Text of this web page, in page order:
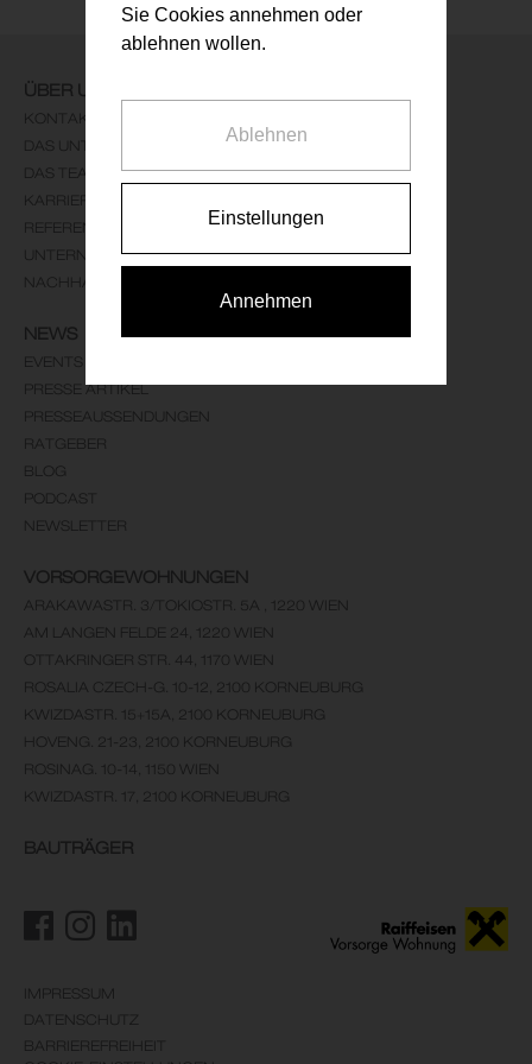
ÜBER UNS
KONTAKT
DAS UNTERNEHMEN
DAS TEAM
KARRIERE
REFERENZEN
UNTERNEHMENSLEITBILD
NACHHALTIGKEIT
NEWS
EVENTS
PRESSE ARTIKEL
PRESSEAUSSENDUNGEN
RATGEBER
BLOG
PODCAST
NEWSLETTER
VORSORGEWOHNUNGEN
ARAKAWASTR. 3/TOKIOSTR. 5A , 1220 WIEN
AM LANGEN FELDE 24, 1220 WIEN
OTTAKRINGER STR. 44, 1170 WIEN
ROSALIA CZECH-G. 10-12, 2100 KORNEUBURG
KWIZDASTR. 15+15A, 2100 KORNEUBURG
HOVENG. 21-23, 2100 KORNEUBURG
ROSINAG. 10-14, 1150 WIEN
KWIZDASTR. 17, 2100 KORNEUBURG
BAUTRÄGER
IMPRESSUM
DATENSCHUTZ
BARRIEREFREIHEIT
Sie Cookies annehmen oder
ablehnen wollen.
Ablehnen
Einstellungen
Annehmen